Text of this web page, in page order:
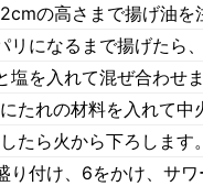
の高さまで揚げ油
リになるまで揚げたら
塩を入れて混ぜ合わせま
たれの材料を入れて中
たら火から下ろします。
り付け、6をかけ、サ